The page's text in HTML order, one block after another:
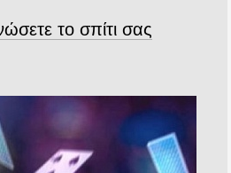
το σπίτι σας